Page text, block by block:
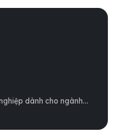
dành cho ngành...